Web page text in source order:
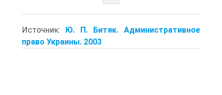
Источник: Ю. П. Битяк. Административное
право Украины. 2003